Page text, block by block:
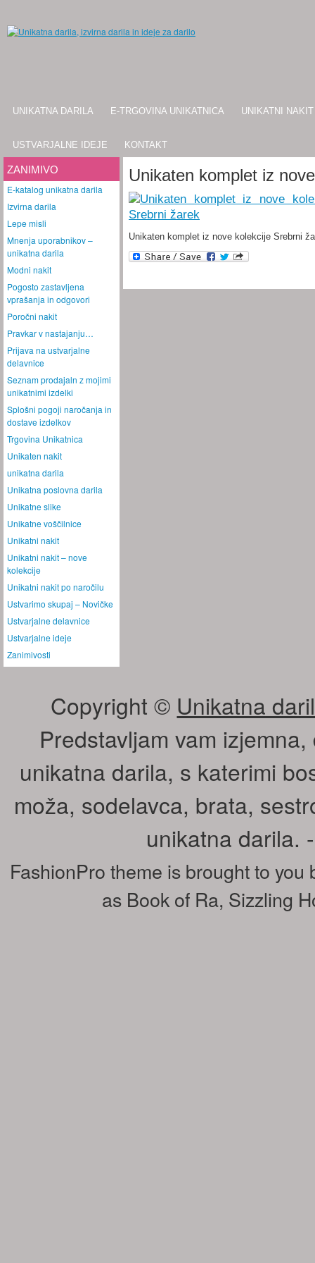
UNIKATNA DARILA E-TRGOVINA UNIKATNICA UNIKATNI NAKIT
USTVARJALNE IDEJE KONTAKT
ZANIMIVO
E-katalog unikatna darila
Izvirna darila
Lepe misli
Mnenja uporabnikov –
unikatna darila
Modni nakit
Pogosto zastavljena
vprašanja in odgovori
Poročni nakit
Pravkar v nastajanju…
Prijava na ustvarjalne
delavnice
Seznam prodajaln z mojimi
unikatnimi izdelki
Splošni pogoji naročanja in
dostave izdelkov
Trgovina Unikatnica
Unikaten nakit
unikatna darila
Unikatna poslovna darila
Unikatne slike
Unikatne voščilnice
Unikatni nakit
Unikatni nakit – nove
kolekcije
Unikatni nakit po naročilu
Ustvarimo skupaj – Novičke
Ustvarjalne delavnice
Ustvarjalne ideje
Zanimivosti
Unikaten komplet iz
Unikaten komplet iz nove kolekcije Srebrni
Copyright © Unikatna
Predstavljam vam
unikatna darila, s katerimi
moža, sodelavca, brata,
unikatna darila.
FashionPro theme is brought to
as Book of Ra, Sizzling